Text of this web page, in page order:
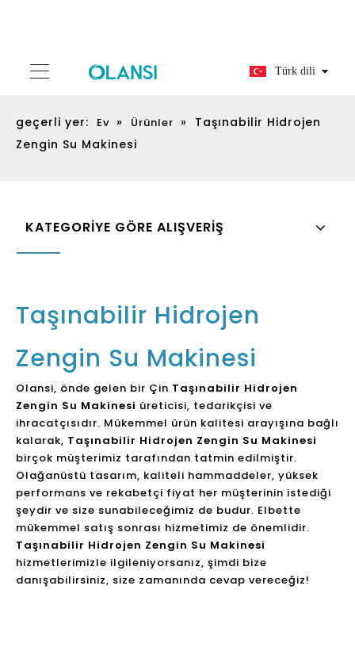
Türk dili
geçerli yer: Ev » Ürünler »
Taşınabilir Hidrojen
Zengin Su Makinesi
KATEGORİYE GÖRE ALIŞVERİŞ
Taşınabilir Hidrojen
Zengin Su Makinesi
Olansi, önde gelen bir Çin Taşınabilir Hidrojen
Zengin Su Makinesi üreticisi, tedarikçisi ve
ihracatçısıdır. Mükemmel ürün kalitesi arayışına bağlı
kalarak, Taşınabilir Hidrojen Zengin Su Makinesi
birçok müşterimiz tarafından tatmin edilmiştir.
Olağanüstü tasarım, kaliteli hammaddeler, yüksek
performans ve rekabetçi fiyat her müşterinin istediği
şeydir ve size sunabileceğimiz de budur. Elbette
mükemmel satış sonrası hizmetimiz de önemlidir.
Taşınabilir Hidrojen Zengin Su Makinesi
hizmetlerimizle ilgileniyorsanız, şimdi bize
danışabilirsiniz, size zamanında cevap vereceğiz!